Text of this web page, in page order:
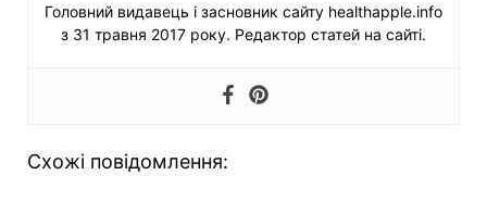
Головний видавець і засновник сайту healthapple.info
з 31 травня 2017 року. Редактор статей на сайті.
Схожі повідомлення: